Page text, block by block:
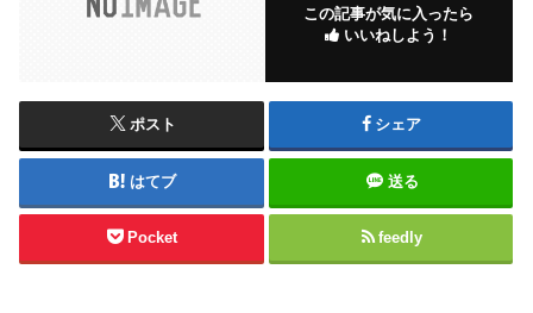
この記事が気に入ったら
いいねしよう！
ポスト シェア
はてブ 送る
Pocket feedly